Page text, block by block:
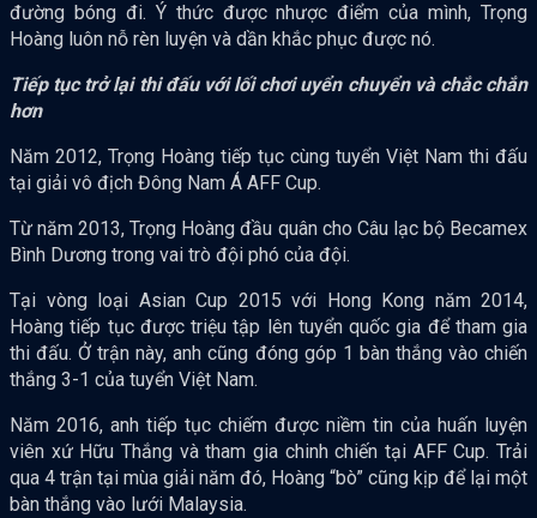
đường bóng đi. Ý thức được nhược điểm của mình, Trọng
Hoàng luôn nỗ rèn luyện và dần khắc phục được nó.
Tiếp tục trở lại thi đấu với lối chơi uyển chuyển và chắc chắn
hơn
Năm 2012, Trọng Hoàng tiếp tục cùng tuyển Việt Nam thi đấu
tại giải vô địch Đông Nam Á AFF Cup.
Từ năm 2013, Trọng Hoàng đầu quân cho Câu lạc bộ Becamex
Bình Dương trong vai trò đội phó của đội.
Tại vòng loại Asian Cup 2015 với Hong Kong năm 2014,
Hoàng tiếp tục được triệu tập lên tuyển quốc gia để tham gia
thi đấu. Ở trận này, anh cũng đóng góp 1 bàn thắng vào chiến
thắng 3-1 của tuyển Việt Nam.
Năm 2016, anh tiếp tục chiếm được niềm tin của huấn luyện
viên xứ Hữu Thắng và tham gia chinh chiến tại AFF Cup. Trải
qua 4 trận tại mùa giải năm đó, Hoàng “bò” cũng kịp để lại một
bàn thắng vào lưới Malaysia.